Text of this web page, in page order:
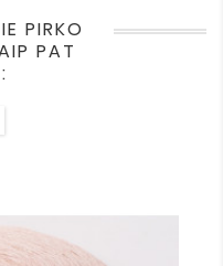
PIRKO
PAT